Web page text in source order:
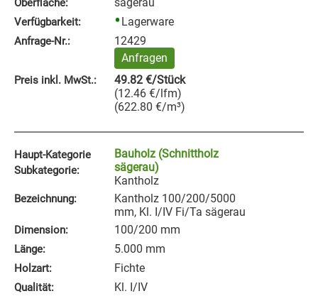
Oberfläche:
Verfügbarkeit: Lagerware
Anfrage‑Nr.:
12429
Anfragen
Preis inkl. MwSt.: 49.82 €/Stück
(12.46 €/lfm)
(622.80 €/m³)
Haupt-Kategorie
Subkategorie:
Bauholz (Schnittholz
sägerau)
Kantholz
Bezeichnung:
Kantholz 100/200/5000
mm, Kl. I/IV Fi/Ta sägerau
Dimension: 100/200 mm
Länge: 5.000 mm
Holzart: Fichte
Qualität: Kl. I/IV